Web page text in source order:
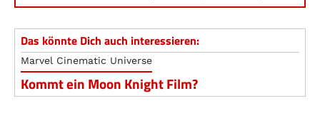
Das könnte Dich auch interessieren:
Marvel Cinematic Universe
Kommt ein Moon Knight Film?